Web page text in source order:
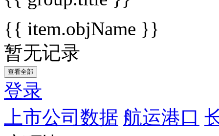
{{ item.objName }}
暂无记录
查看全部
登录
上市公司数据 航运港口